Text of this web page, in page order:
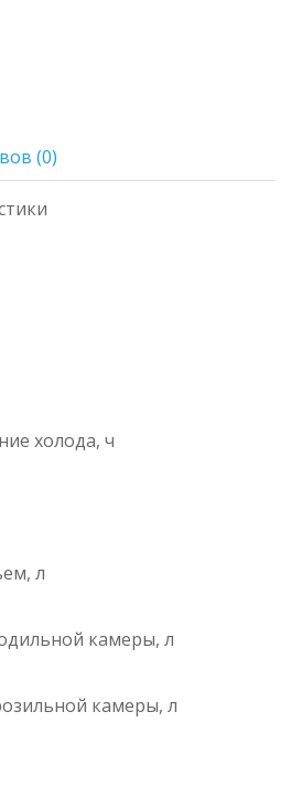
(0)
холода, ч
л
камеры, л
камеры, л